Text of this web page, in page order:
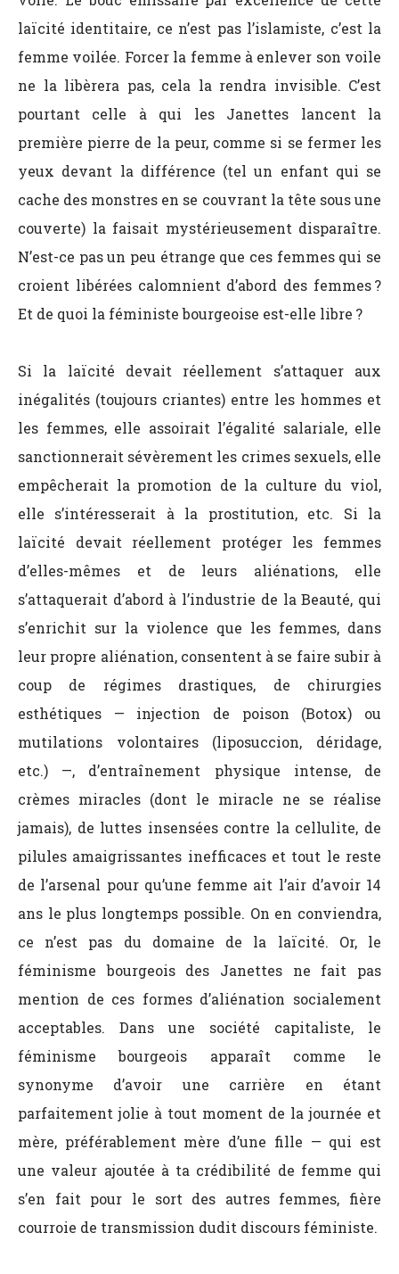
laïcité identitaire, ce n’est pas l’islamiste, c’est la
femme voilée. Forcer la femme à enlever son voile
ne la libèrera pas, cela la rendra invisible. C’est
pourtant celle à qui les Janettes lancent la
première pierre de la peur, comme si se fermer les
yeux devant la différence (tel un enfant qui se
cache des monstres en se couvrant la tête sous une
couverte) la faisait mystérieusement disparaître.
N’est-ce pas un peu étrange que ces femmes qui se
croient libérées calomnient d’abord des femmes ?
Et de quoi la féministe bourgeoise est-elle libre ?
Si la laïcité devait réellement s’attaquer aux
inégalités (toujours criantes) entre les hommes et
les femmes, elle assoirait l’égalité salariale, elle
sanctionnerait sévèrement les crimes sexuels, elle
empêcherait la promotion de la culture du viol,
elle s’intéresserait à la prostitution, etc. Si la
laïcité devait réellement protéger les femmes
d’elles-mêmes et de leurs aliénations, elle
s’attaquerait d’abord à l’industrie de la Beauté, qui
s’enrichit sur la violence que les femmes, dans
leur propre aliénation, consentent à se faire subir à
coup de régimes drastiques, de chirurgies
esthétiques — injection de poison (Botox) ou
mutilations volontaires (liposuccion, déridage,
etc.) —, d’entraînement physique intense, de
crèmes miracles (dont le miracle ne se réalise
jamais), de luttes insensées contre la cellulite, de
pilules amaigrissantes inefficaces et tout le reste
de l’arsenal pour qu’une femme ait l’air d’avoir 14
ans le plus longtemps possible. On en conviendra,
ce n’est pas du domaine de la laïcité. Or, le
féminisme bourgeois des Janettes ne fait pas
mention de ces formes d’aliénation socialement
acceptables. Dans une société capitaliste, le
féminisme bourgeois apparaît comme le
synonyme d’avoir une carrière en étant
parfaitement jolie à tout moment de la journée et
mère, préférablement mère d’une fille — qui est
une valeur ajoutée à ta crédibilité de femme qui
s’en fait pour le sort des autres femmes, fière
courroie de transmission dudit discours féministe.